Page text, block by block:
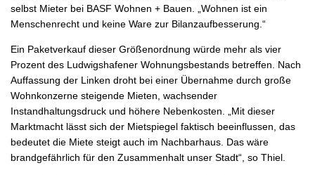
selbst Mieter bei BASF Wohnen + Bauen. „Wohnen ist ein
Menschenrecht und keine Ware zur Bilanzaufbesserung.“
Ein Paketverkauf dieser Größenordnung würde mehr als vier
Prozent des Ludwigshafener Wohnungsbestands betreffen. Nach
Auffassung der Linken droht bei einer Übernahme durch große
Wohnkonzerne steigende Mieten, wachsender
Instandhaltungsdruck und höhere Nebenkosten. „Mit dieser
Marktmacht lässt sich der Mietspiegel faktisch beeinflussen, das
bedeutet die Miete steigt auch im Nachbarhaus. Das wäre
brandgefährlich für den Zusammenhalt unser Stadt“, so Thiel.